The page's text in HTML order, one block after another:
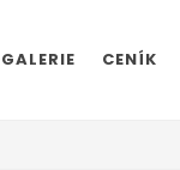
CENÍK